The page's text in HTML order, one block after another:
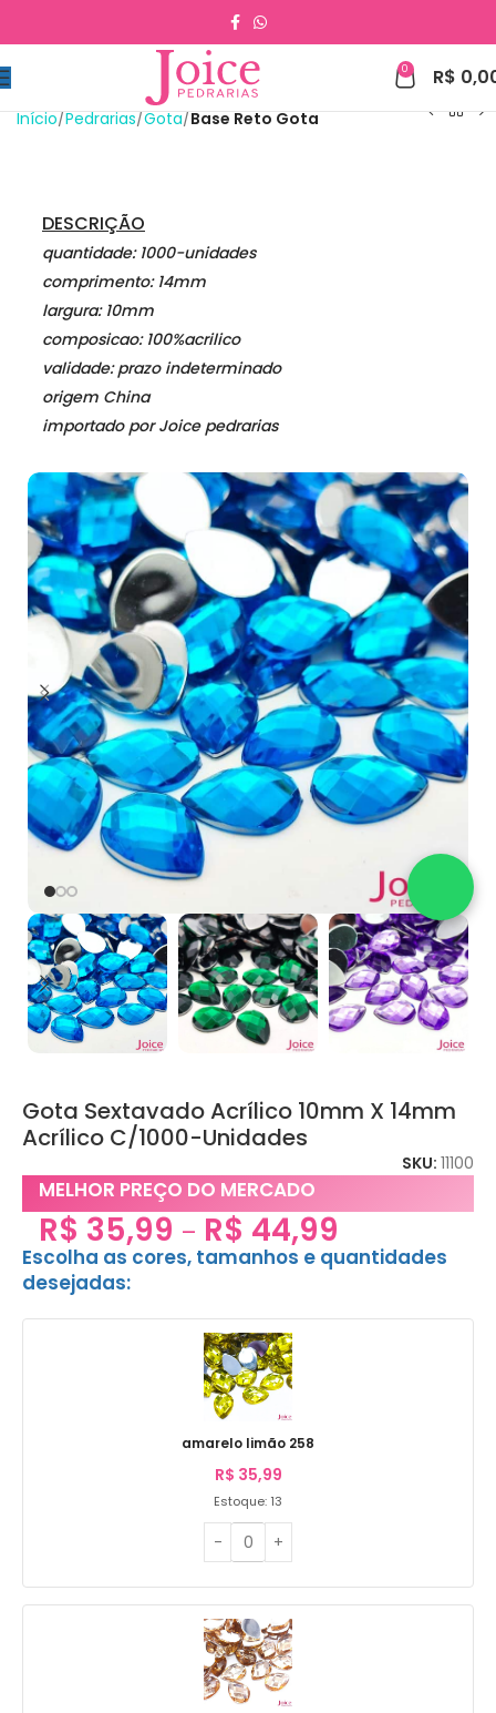
0 R$
Início Pedrarias Gota Base Reto Gota
DESCRIÇÃO
quantidade: 1000-unidades
comprimento: 14mm
largura: 10mm
composicao: 100%acrilico
validade: prazo indeterminado
origem China
importado por Joice pedrarias
Gota Sextavado Acrílico 10mm X 14mm
Acrílico C/1000-Unidades
SKU: 11100
MELHOR PREÇO DO MERCADO
R$ 35,99 – R$ 44,99
Escolha as cores, tamanhos e quantidades
desejadas:
amarelo limão 258
R$ 35,99
Estoque: 13